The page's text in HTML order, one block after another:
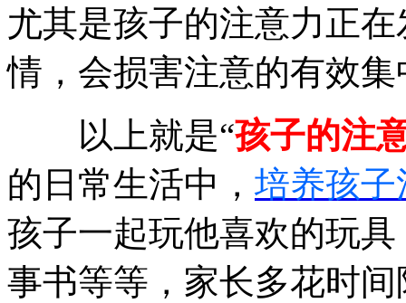
尤其是孩子的注意力正
情，会损害注意的有效集
以上就是“孩子的注
的日常生活中， 培养孩
孩子一起玩他喜欢的玩
事书等等，家长多花时